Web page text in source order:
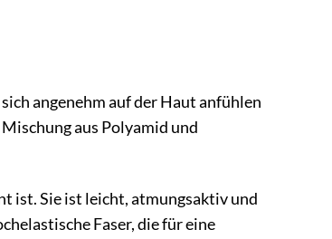
angenehm auf der Haut anfühlen
aus Polyamid und
ist. Sie ist leicht, atmungsaktiv und
Faser, die für eine